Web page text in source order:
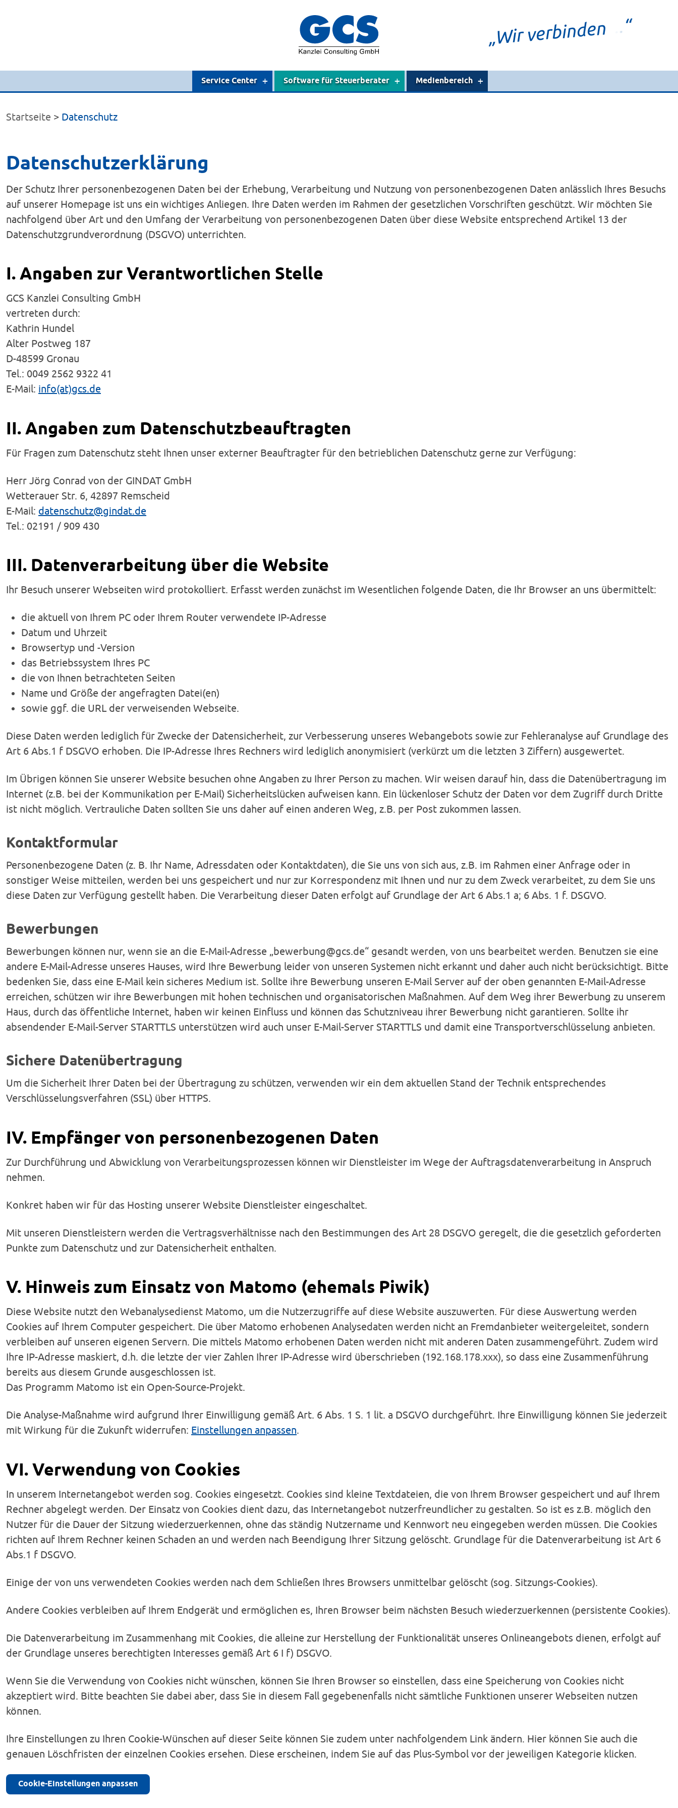
„Wir verbinden .“
Service Center Software für Steuerberater Medienbereich
Startseite Datenschutz
Datenschutzerklärung
Der Schutz Ihrer personenbezogenen Daten bei der Erhebung, Verarbeitung und Nutzung von personenbezogenen Daten anlässlich Ihres Besuchs
auf unserer Homepage ist uns ein wichtiges Anliegen. Ihre Daten werden im Rahmen der gesetzlichen Vorschriften geschützt. Wir möchten Sie
nachfolgend über Art und den Umfang der Verarbeitung von personenbezogenen Daten über diese Website entsprechend Artikel 13 der
Datenschutzgrundverordnung (DSGVO) unterrichten.
I. Angaben zur Verantwortlichen Stelle
GCS Kanzlei Consulting GmbH
vertreten durch:
Kathrin Hundel
Alter Postweg 187
D-48599 Gronau
Tel.: 0049 2562 9322 41
E-Mail: info(at)gcs.de
II. Angaben zum Datenschutzbeauftragten
Für Fragen zum Datenschutz steht Ihnen unser externer Beauftragter für den betrieblichen Datenschutz gerne zur Verfügung:
Herr Jörg Conrad von der GINDAT GmbH
Wetterauer Str. 6, 42897 Remscheid
E-Mail: datenschutz@gindat.de
Tel.: 02191 / 909 430
III. Datenverarbeitung über die Website
Ihr Besuch unserer Webseiten wird protokolliert. Erfasst werden zunächst im Wesentlichen folgende Daten, die Ihr Browser an uns übermittelt:
die aktuell von Ihrem PC oder Ihrem Router verwendete IP-Adresse
Datum und Uhrzeit
Browsertyp und -Version
das Betriebssystem Ihres PC
die von Ihnen betrachteten Seiten
Name und Größe der angefragten Datei(en)
sowie ggf. die URL der verweisenden Webseite.
Diese Daten werden lediglich für Zwecke der Datensicherheit, zur Verbesserung unseres Webangebots sowie zur Fehleranalyse auf Grundlage des
Art 6 Abs.1 f DSGVO erhoben. Die IP-Adresse Ihres Rechners wird lediglich anonymisiert (verkürzt um die letzten 3 Ziffern) ausgewertet.
Im Übrigen können Sie unserer Website besuchen ohne Angaben zu Ihrer Person zu machen. Wir weisen darauf hin, dass die Datenübertragung im
Internet (z.B. bei der Kommunikation per E-Mail) Sicherheitslücken aufweisen kann. Ein lückenloser Schutz der Daten vor dem Zugriff durch Dritte
ist nicht möglich. Vertrauliche Daten sollten Sie uns daher auf einen anderen Weg, z.B. per Post zukommen lassen.
Kontaktformular
Personenbezogene Daten (z. B. Ihr Name, Adressdaten oder Kontaktdaten), die Sie uns von sich aus, z.B. im Rahmen einer Anfrage oder in
sonstiger Weise mitteilen, werden bei uns gespeichert und nur zur Korrespondenz mit Ihnen und nur zu dem Zweck verarbeitet, zu dem Sie uns
diese Daten zur Verfügung gestellt haben. Die Verarbeitung dieser Daten erfolgt auf Grundlage der Art 6 Abs.1 a; 6 Abs. 1 f. DSGVO.
Bewerbungen
Bewerbungen können nur, wenn sie an die E-Mail-Adresse „bewerbung@gcs.de“ gesandt werden, von uns bearbeitet werden. Benutzen sie eine
andere E-Mail-Adresse unseres Hauses, wird Ihre Bewerbung leider von unseren Systemen nicht erkannt und daher auch nicht berücksichtigt. Bitte
bedenken Sie, dass eine E-Mail kein sicheres Medium ist. Sollte ihre Bewerbung unseren E-Mail Server auf der oben genannten E-Mail-Adresse
erreichen, schützen wir ihre Bewerbungen mit hohen technischen und organisatorischen Maßnahmen. Auf dem Weg ihrer Bewerbung zu unserem
Haus, durch das öffentliche Internet, haben wir keinen Einfluss und können das Schutzniveau ihrer Bewerbung nicht garantieren. Sollte ihr
absendender E-Mail-Server STARTTLS unterstützen wird auch unser E-Mail-Server STARTTLS und damit eine Transportverschlüsselung anbieten.
Sichere Datenübertragung
Um die Sicherheit Ihrer Daten bei der Übertragung zu schützen, verwenden wir ein dem aktuellen Stand der Technik entsprechendes
Verschlüsselungsverfahren (SSL) über HTTPS.
IV. Empfänger von personenbezogenen Daten
Zur Durchführung und Abwicklung von Verarbeitungsprozessen können wir Dienstleister im Wege der Auftragsdatenverarbeitung in Anspruch
nehmen.
Konkret haben wir für das Hosting unserer Website Dienstleister eingeschaltet.
Mit unseren Dienstleistern werden die Vertragsverhältnisse nach den Bestimmungen des Art 28 DSGVO geregelt, die die gesetzlich geforderten
Punkte zum Datenschutz und zur Datensicherheit enthalten.
V. Hinweis zum Einsatz von Matomo (ehemals Piwik)
Diese Website nutzt den Webanalysedienst Matomo, um die Nutzerzugriffe auf diese Website auszuwerten. Für diese Auswertung werden
Cookies auf Ihrem Computer gespeichert. Die über Matomo erhobenen Analysedaten werden nicht an Fremdanbieter weitergeleitet, sondern
verbleiben auf unseren eigenen Servern. Die mittels Matomo erhobenen Daten werden nicht mit anderen Daten zusammengeführt. Zudem wird
Ihre IP-Adresse maskiert, d.h. die letzte der vier Zahlen Ihrer IP-Adresse wird überschrieben (192.168.178.xxx), so dass eine Zusammenführung
bereits aus diesem Grunde ausgeschlossen ist.
Das Programm Matomo ist ein Open-Source-Projekt.
Die Analyse-Maßnahme wird aufgrund Ihrer Einwilligung gemäß Art. 6 Abs. 1 S. 1 lit. a DSGVO durchgeführt. Ihre Einwilligung können Sie jederzeit
mit Wirkung für die Zukunft widerrufen: Einstellungen anpassen.
VI. Verwendung von Cookies
In unserem Internetangebot werden sog. Cookies eingesetzt. Cookies sind kleine Textdateien, die von Ihrem Browser gespeichert und auf Ihrem
Rechner abgelegt werden. Der Einsatz von Cookies dient dazu, das Internetangebot nutzerfreundlicher zu gestalten. So ist es z.B. möglich den
Nutzer für die Dauer der Sitzung wiederzuerkennen, ohne das ständig Nutzername und Kennwort neu eingegeben werden müssen. Die Cookies
richten auf Ihrem Rechner keinen Schaden an und werden nach Beendigung Ihrer Sitzung gelöscht. Grundlage für die Datenverarbeitung ist Art 6
Abs.1 f DSGVO.
Einige der von uns verwendeten Cookies werden nach dem Schließen Ihres Browsers unmittelbar gelöscht (sog. Sitzungs-Cookies).
Andere Cookies verbleiben auf Ihrem Endgerät und ermöglichen es, Ihren Browser beim nächsten Besuch wiederzuerkennen (persistente Cookies).
Die Datenverarbeitung im Zusammenhang mit Cookies, die alleine zur Herstellung der Funktionalität unseres Onlineangebots dienen, erfolgt auf
der Grundlage unseres berechtigten Interesses gemäß Art 6 I f) DSGVO.
Wenn Sie die Verwendung von Cookies nicht wünschen, können Sie Ihren Browser so einstellen, dass eine Speicherung von Cookies nicht
akzeptiert wird. Bitte beachten Sie dabei aber, dass Sie in diesem Fall gegebenenfalls nicht sämtliche Funktionen unserer Webseiten nutzen
können.
Ihre Einstellungen zu Ihren Cookie-Wünschen auf dieser Seite können Sie zudem unter nachfolgendem Link ändern. Hier können Sie auch die
genauen Löschfristen der einzelnen Cookies ersehen. Diese erscheinen, indem Sie auf das Plus-Symbol vor der jeweiligen Kategorie klicken.
Cookie-Einstellungen anpassen